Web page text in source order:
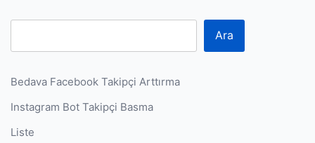
Ara
Bedava Facebook Takipçi Arttırma
Instagram Bot Takipçi Basma
Liste